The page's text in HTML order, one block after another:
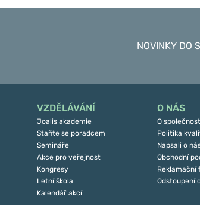
NOVINKY DO
VZDĚLÁVÁNÍ
Joalis akademie
Staňte se poradcem
Semináře
Akce pro veřejnost
Kongresy
Letní škola
Kalendář akcí
O NÁS
O
Politika
Napsali o
Obchodní
Reklamační
Odstoupení